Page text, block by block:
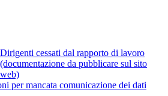
Dirigenti cessati dal rapporto di lavoro
(documentazione da pubblicare sul sito
web)
per mancata comunicazione dei dati